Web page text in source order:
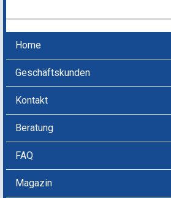
Home
Geschäftskunden
Kontakt
Beratung
FAQ
Magazin